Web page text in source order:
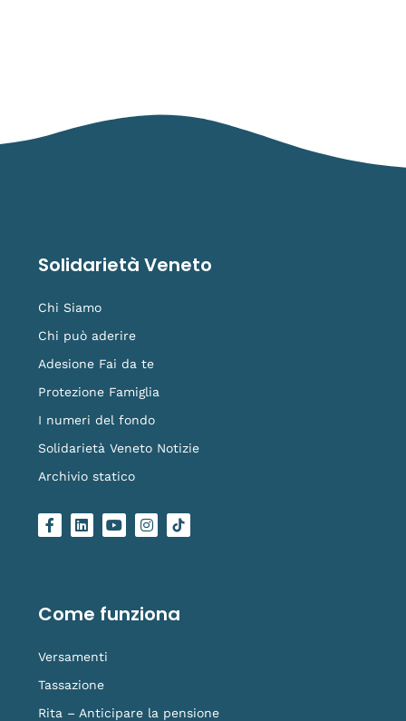
Solidarietà Veneto
Chi Siamo
Chi può aderire
Adesione Fai da te
Protezione Famiglia
I numeri del fondo
Solidarietà Veneto Notizie
Archivio statico
F
a
o
k
L
i
i
n
Y
o
e
I
n
r
a
L
o
i
k
Come funziona
Versamenti
Tassazione
Rita – Anticipare la pensione